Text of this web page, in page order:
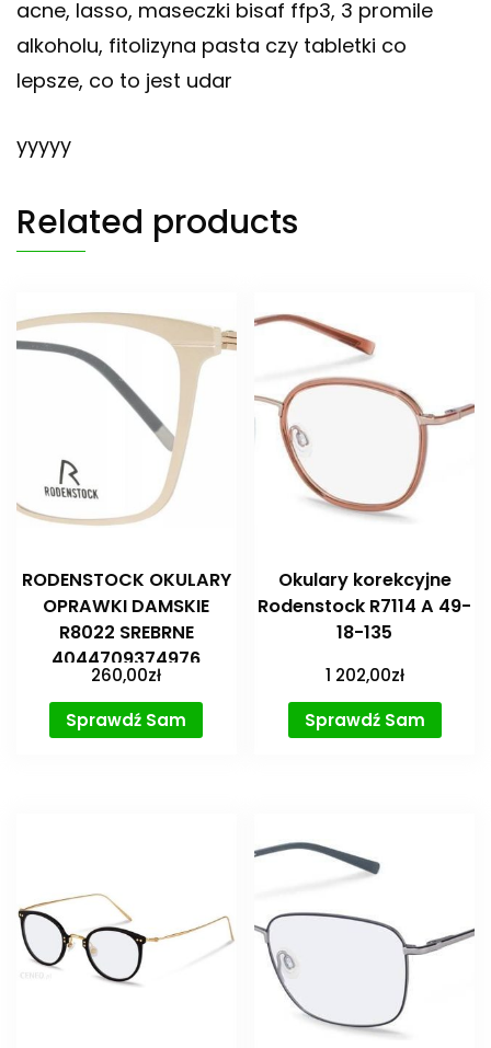
acne, lasso, maseczki bisaf ffp3, 3 promile
alkoholu, fitolizyna pasta czy tabletki co
lepsze, co to jest udar
yyyyy
Related products
RODENSTOCK OKULARY
OPRAWKI DAMSKIE
R8022 SREBRNE
4044709374976
260,00zł
Sprawdź Sam
Okulary korekcyjne
Rodenstock R7114 A 49-
18-135
1 202,00zł
Sprawdź Sam